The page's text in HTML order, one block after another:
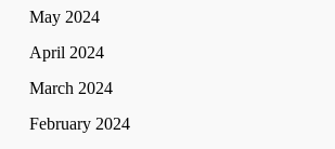
May 2024
April 2024
March 2024
February 2024